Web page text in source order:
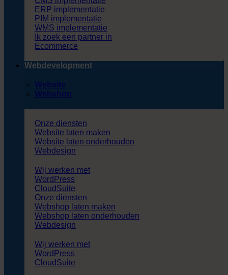
ERP implementatie
PIM implementatie
WMS implementatie
Ik zoek een partner in
Ecommerce
Webdevelopment
Website
Webshop
Onze diensten
Website laten maken
Website laten onderhouden
Webdesign
Wij werken met
WordPress
CloudSuite
Onze diensten
Webshop laten maken
Webshop laten onderhouden
Webdesign
Wij werken met
WordPress
CloudSuite